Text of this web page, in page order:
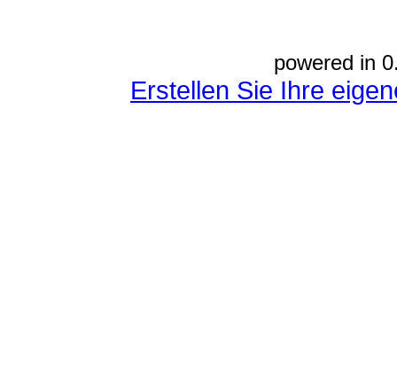
powered in
Erstellen Sie Ihre